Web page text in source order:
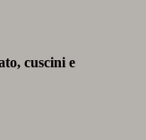
cuscini e